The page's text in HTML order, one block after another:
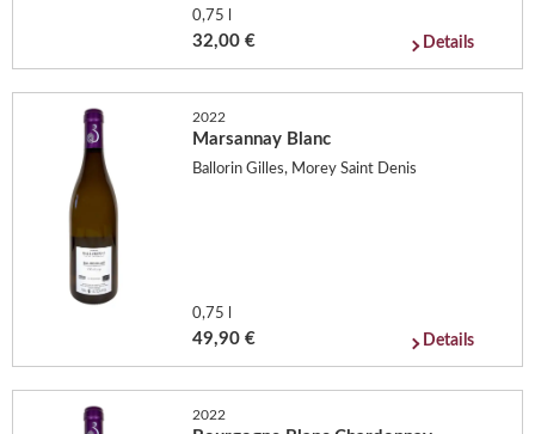
0,75 l
32,00 € Details
2022
Marsannay Blanc
Ballorin Gilles, Morey Saint Denis
0,75 l
49,90 € Details
2022